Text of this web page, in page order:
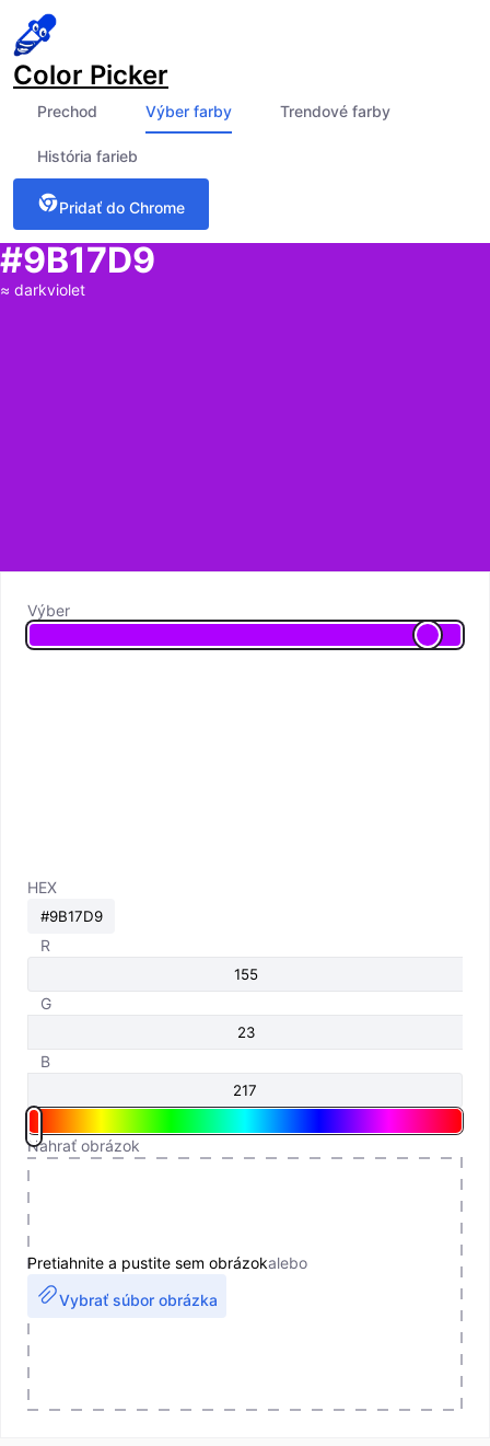
Color Picker
Prechod Výber farby Trendové farby
História farieb
Pridať do Chrome
#9B17D9
≈ darkviolet
Výber
HEX
R
G
B
Nahrať obrázok
Pretiahnite a pustite sem obrázokalebo
Vybrať súbor obrázka